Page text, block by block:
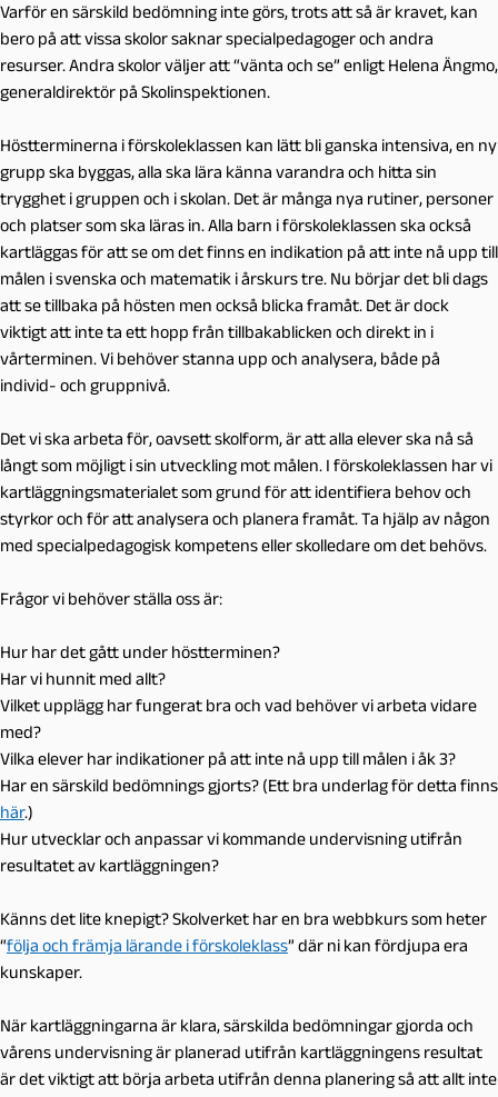
Varför en särskild bedömning inte görs, trots att så är kravet, kan
bero på att vissa skolor saknar specialpedagoger och andra
resurser. Andra skolor väljer att “vänta och se” enligt Helena Ängmo,
generaldirektör på Skolinspektionen.
Höstterminerna i förskoleklassen kan lätt bli ganska intensiva, en ny
grupp ska byggas, alla ska lära känna varandra och hitta sin
trygghet i gruppen och i skolan. Det är många nya rutiner, personer
och platser som ska läras in. Alla barn i förskoleklassen ska också
kartläggas för att se om det finns en indikation på att inte nå upp till
målen i svenska och matematik i årskurs tre. Nu börjar det bli dags
att se tillbaka på hösten men också blicka framåt. Det är dock
viktigt att inte ta ett hopp från tillbakablicken och direkt in i
vårterminen. Vi behöver stanna upp och analysera, både på
individ- och gruppnivå.
Det vi ska arbeta för, oavsett skolform, är att alla elever ska nå så
långt som möjligt i sin utveckling mot målen. I förskoleklassen har vi
kartläggningsmaterialet som grund för att identifiera behov och
styrkor och för att analysera och planera framåt. Ta hjälp av någon
med specialpedagogisk kompetens eller skolledare om det behövs.
Frågor vi behöver ställa oss är:
Hur har det gått under höstterminen?
Har vi hunnit med allt?
Vilket upplägg har fungerat bra och vad behöver vi arbeta vidare
med?
Vilka elever har indikationer på att inte nå upp till målen i åk 3?
Har en särskild bedömnings gjorts? (Ett bra underlag för detta finns
här.)
Hur utvecklar och anpassar vi kommande undervisning utifrån
resultatet av kartläggningen?
Känns det lite knepigt? Skolverket har en bra webbkurs som heter
“följa och främja lärande i förskoleklass” där ni kan fördjupa era
kunskaper.
När kartläggningarna är klara, särskilda bedömningar gjorda och
vårens undervisning är planerad utifrån kartläggningens resultat
är det viktigt att börja arbeta utifrån denna planering så att allt inte